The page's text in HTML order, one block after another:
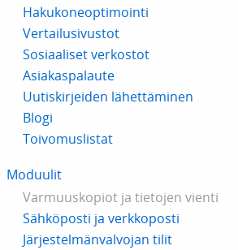
Hakukoneoptimointi
Vertailusivustot
Sosiaaliset verkostot
Asiakaspalaute
Uutiskirjeiden lähettäminen
Blogi
Toivomuslistat
Moduulit
Varmuuskopiot ja tietojen vienti
Sähköposti ja verkkoposti
Järjestelmänvalvojan tilit